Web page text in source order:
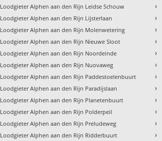
Loodgieter Alphen aan den Rijn Leidse Schouw
Loodgieter Alphen aan den Rijn Lijsterlaan
Loodgieter Alphen aan den Rijn Molenwetering
Loodgieter Alphen aan den Rijn Nieuwe Sloot
Loodgieter Alphen aan den Rijn Noordeinde
Loodgieter Alphen aan den Rijn Nuovaweg
Loodgieter Alphen aan den Rijn Paddestoelenbuurt
Loodgieter Alphen aan den Rijn Paradijslaan
Loodgieter Alphen aan den Rijn Planetenbuurt
Loodgieter Alphen aan den Rijn Polderpeil
Loodgieter Alphen aan den Rijn Preludeweg
Loodgieter Alphen aan den Rijn Ridderbuurt
›
›
›
›
›
›
›
›
›
›
›
›